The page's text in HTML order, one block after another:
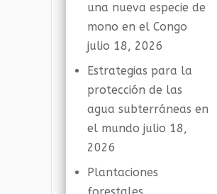
una nueva especie de
mono en el Congo
julio 18, 2026
Estrategias para la
protección de las
agua subterráneas en
el mundo julio 18,
2026
Plantaciones